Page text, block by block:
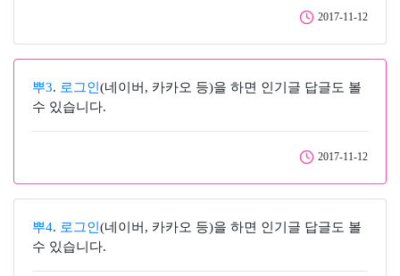
2017-11-12
뿌3. 로그인 (네이버, 카카오 등)을 하면 인기글 답글도 볼
수 있습니다.
2017-11-12
뿌4. 로그인 (네이버, 카카오 등)을 하면 인기글 답글도 볼
수 있습니다.